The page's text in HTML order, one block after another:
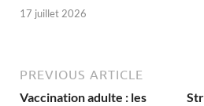
17 juillet 2026
PREVIOUS ARTICLE
Vaccination adulte : les